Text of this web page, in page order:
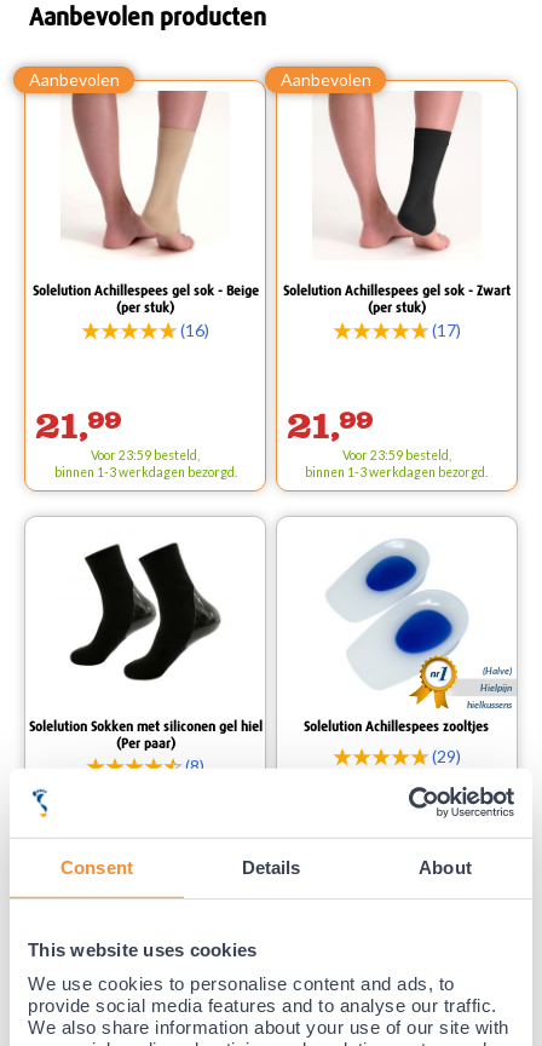
Consent Details About
This website uses cookies
We use cookies to personalise content and ads, to
provide social media features and to analyse our traffic.
We also share information about your use of our site with
Aanbevolen producten
Solelution Achillespees gel sok - Beige
(per stuk)
(16)
21,99
Voor 23:59 besteld,
binnen 1-3 werkdagen bezorgd.
Solelution Achillespees gel sok - Zwart
(per stuk)
(17)
21,99
Voor 23:59 besteld,
binnen 1-3 werkdagen bezorgd.
Solelution Sokken met siliconen gel hiel
(Per paar)
(8)
14,99
(Halve)
Hielpijn
hielkussens
Solelution Achillespees zooltjes
(29)
16,